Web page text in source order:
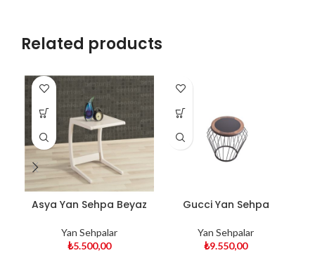
Related products
Asya Yan Sehpa Beyaz
Yan Sehpalar
₺5.500,00
Gucci Yan Sehpa
Yan Sehpalar
₺9.550,00